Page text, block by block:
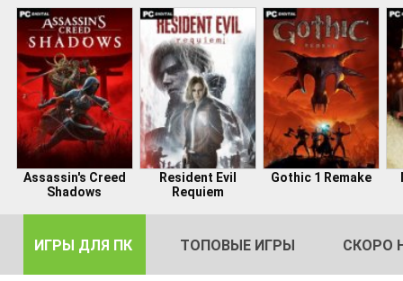
Assassin's Creed
Shadows
Resident Evil
Requiem
Gothic 1 Remake
ИГРЫ ДЛЯ ПК ТОПОВЫЕ ИГРЫ СКОРО